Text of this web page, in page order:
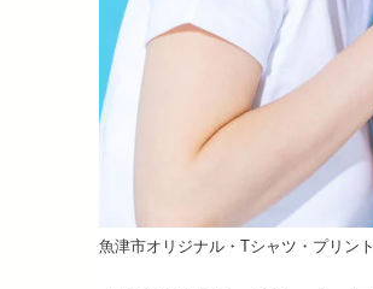
魚津市オリジナル・Tシャツ・プリント